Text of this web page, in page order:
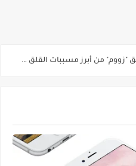
أبرز مسببات القلق والتوتر خلال أزمة كورونا